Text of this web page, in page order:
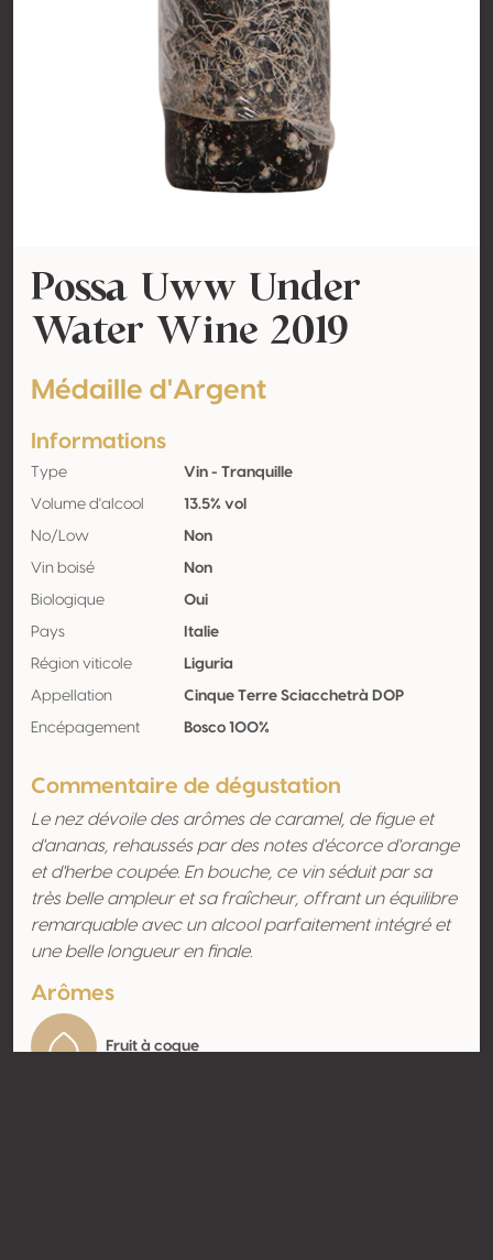
Possa Uww Under
Water Wine 2019
Médaille d'Argent
Informations
Type Vin - Tranquille
Volume d'alcool 13.5% vol
No/Low Non
Vin boisé Non
Biologique Oui
Pays Italie
Région viticole Liguria
Appellation Cinque Terre Sciacchetrà DOP
Encépagement Bosco 100%
Commentaire de dégustation
Le nez dévoile des arômes de caramel, de figue et
d'ananas, rehaussés par des notes d'écorce d'orange
et d'herbe coupée. En bouche, ce vin séduit par sa
très belle ampleur et sa fraîcheur, offrant un équilibre
remarquable avec un alcool parfaitement intégré et
une belle longueur en finale.
Arômes
Fruit à coque